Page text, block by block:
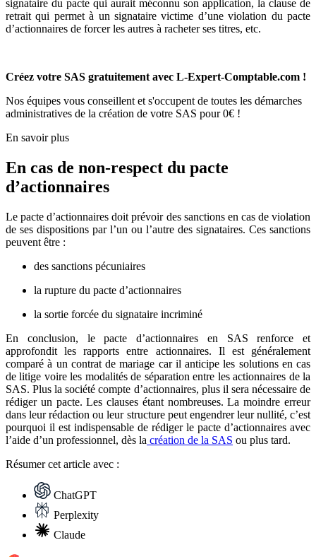
signataire du pacte qui aurait méconnu son application, la clause de
retrait qui permet à un signataire victime d’une violation du pacte
d’actionnaires de forcer les autres à racheter ses titres, etc.
Créez votre SAS gratuitement avec L-Expert-Comptable.com !
Nos équipes vous conseillent et s'occupent de toutes les démarches
administratives de la création de votre SAS pour 0€ !
En savoir plus
En cas de non-respect du pacte
d’actionnaires
Le pacte d’actionnaires doit prévoir des sanctions en cas de violation
de ses dispositions par l’un ou l’autre des signataires. Ces sanctions
peuvent être :
des sanctions pécuniaires
la rupture du pacte d’actionnaires
la sortie forcée du signataire incriminé
En conclusion, le pacte d’actionnaires en SAS renforce et
approfondit les rapports entre actionnaires. Il est généralement
comparé à un contrat de mariage car il anticipe les solutions en cas
de litige voire les modalités de séparation entre les actionnaires de la
SAS. Plus la société compte d’actionnaires, plus il sera nécessaire de
rédiger un pacte. Les clauses étant nombreuses. La moindre erreur
dans leur rédaction ou leur structure peut engendrer leur nullité, c’est
pourquoi il est indispensable de rédiger le pacte d’actionnaires avec
l’aide d’un professionnel, dès la création de la SAS ou plus tard.
Résumercet article avec :
ChatGPT
Perplexity
Claude